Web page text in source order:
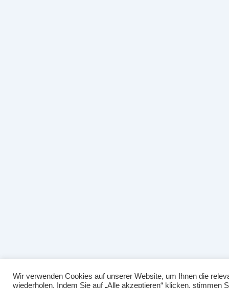
Wir verwenden Cookies auf unserer Website, um Ihnen die
wiederholen. Indem Sie auf „Alle akzeptieren“ klicken,